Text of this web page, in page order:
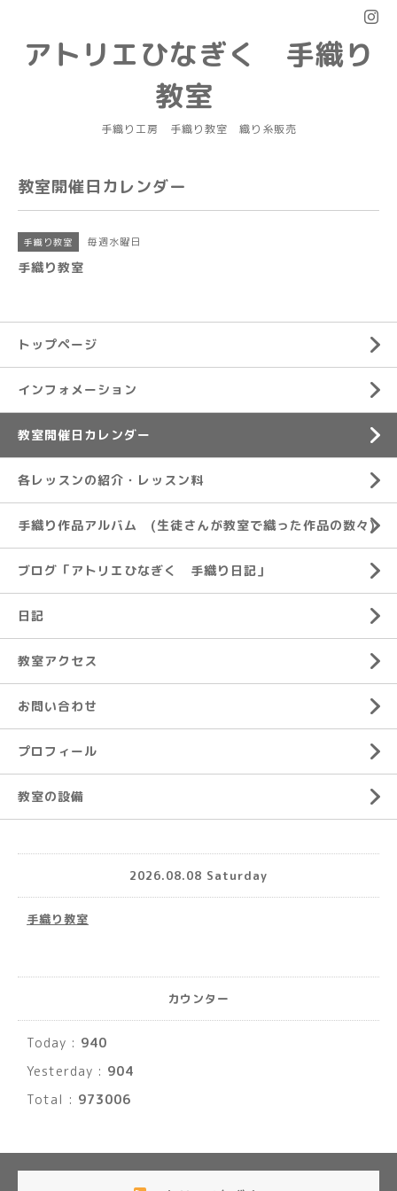
アトリエひなぎく 手織り
教室
手織り工房 手織り教室 織り糸販売
教室開催日カレンダー
手織り教室 毎週水曜日
手織り教室
トップページ
インフォメーション
教室開催日カレンダー
各レッスンの紹介・レッスン料
手織り作品アルバム (生徒さんが教室で織った作品の数々)
ブログ「アトリエひなぎく 手織り日記」
日記
教室アクセス
お問い合わせ
プロフィール
教室の設備
2026.08.08 Saturday
手織り教室
カウンター
Today : 940
Yesterday : 904
Total : 973006